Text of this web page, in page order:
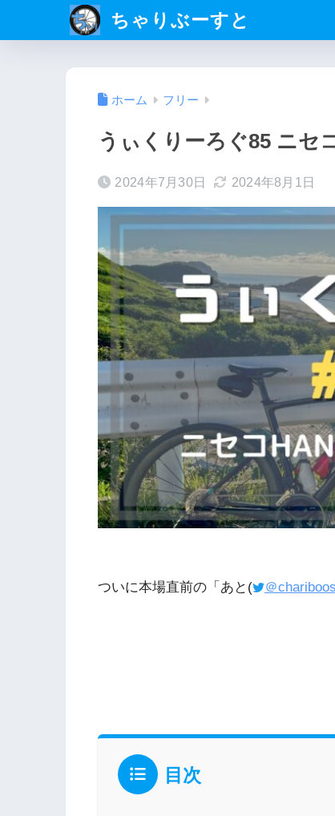
ちゃりぶーすと
ホーム フリー
うぃくりーろぐ85 ニセ
2024年7月30日 2024年8月1日
ついに本場直前の「あと( ＠
目次